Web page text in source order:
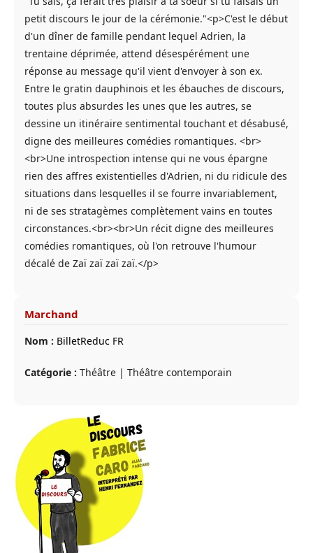
petit discours le jour de la cérémonie."<p>C'est le début
d'un dîner de famille pendant lequel Adrien, la
trentaine déprimée, attend désespérément une
réponse au message qu'il vient d'envoyer à son ex.
Entre le gratin dauphinois et les ébauches de discours,
toutes plus absurdes les unes que les autres, se
dessine un itinéraire sentimental touchant et désabusé,
digne des meilleures comédies romantiques. <br>
<br>Une introspection intense qui ne vous épargne
rien des affres existentielles d'Adrien, ni du ridicule des
situations dans lesquelles il se fourre invariablement,
ni de ses stratagèmes complètement vains en toutes
circonstances.<br><br>Un récit digne des meilleures
comédies romantiques, où l'on retrouve l'humour
décalé de Zaï zaï zaï zaï.</p>
Marchand
Nom : BilletReduc FR
Catégorie : Théâtre | Théâtre contemporain